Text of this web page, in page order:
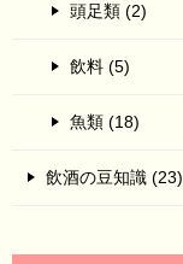
頭足類 (2)
飲料 (5)
魚類 (18)
飲酒の豆知識 (23)